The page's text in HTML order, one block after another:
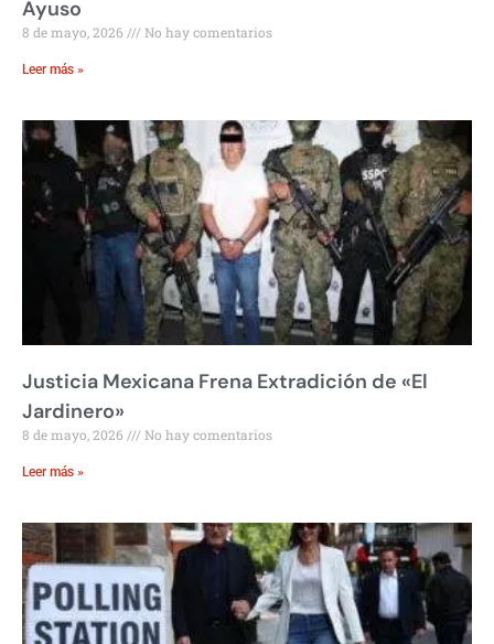
Ayuso
8 de mayo, 2026 No hay comentarios
Leer más »
Justicia Mexicana Frena Extradición de «El
Jardinero»
8 de mayo, 2026 No hay comentarios
Leer más »